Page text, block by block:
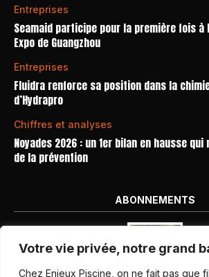
Votre vie privée, notre grand
Chez Enjeux Piscine, on ne fait pas que
Entreprises
Seamaid participe pour la première fois à
Expo de Guangzhou
Entreprises
Fluidra renforce sa position dans la
d’Hydrapro
Chiffres et analyses
Noyades 2026 : un 1er bilan en hausse qui
de la prévention
ABONNEMENTS